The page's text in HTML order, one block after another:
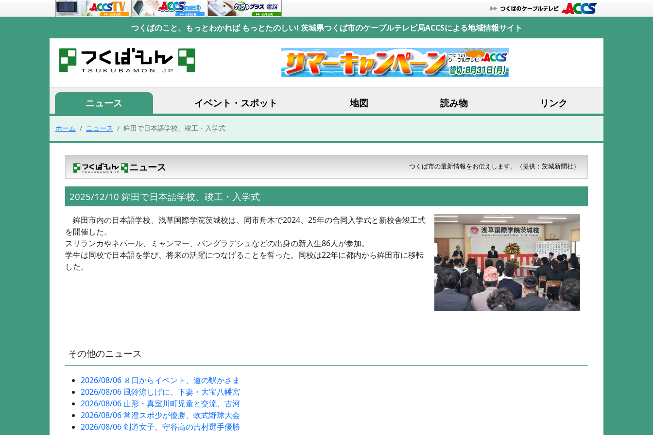
つくばのこと、もっとわかれば もっとたのしい! 茨城県つくば市のケーブルテレビ局ACCSによる地域情報サイト
ニュース イベント・スポット 地図 読み物 リンク
ホーム ニュース 鉾田で日本語学校、竣工・入学式
ニュース つくば市の最新情報をお伝えします。 （提供：茨城新聞社）
2025/12/10 鉾田で日本語学校、竣工・入学式
鉾田市内の日本語学校、浅草国際学院茨城校は、同市舟木で2024、25年の合同入学式と新校舎竣工式
を開催した。
スリランカやネパール、ミャンマー、バングラデシュなどの出身の新入生86人が参加。
学生は同校で日本語を学び、将来の活躍につなげることを誓った。同校は22年に都内から鉾田市に移転
した。
その他のニュース
2026/08/06 ８日からイベント、道の駅かさま
2026/08/06 風鈴涼しげに、下妻・大宝八幡宮
2026/08/06 山形・真室川町児童と交流、古河
2026/08/06 常澄スポ少が優勝、軟式野球大会
2026/08/06 剣道女子、守谷高の吉村選手優勝